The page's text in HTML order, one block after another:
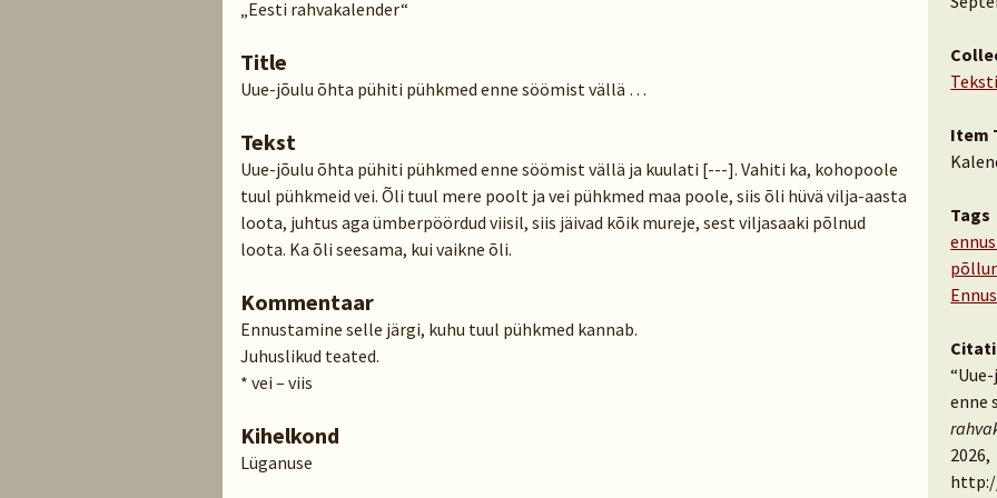
„Eesti rahvakalender“
Title
Uue-jõulu õhta pühiti pühkmed enne söömist vällä …
Tekst
Uue-jõulu õhta pühiti pühkmed enne söömist vällä ja kuulati [---]. Vahiti ka, kohopoole
tuul pühkmeid vei. Õli tuul mere poolt ja vei pühkmed maa poole, siis õli hüvä vilja-aasta
loota, juhtus aga ümberpöördud viisil, siis jäivad kõik mureje, sest viljasaaki põlnud
loota. Ka õli seesama, kui vaikne õli.
Kommentaar
Ennustamine selle järgi, kuhu tuul pühkmed kannab.
Juhuslikud teated.
* vei – viis
Kihelkond
Lüganuse
Item
Tags
enne
2026,